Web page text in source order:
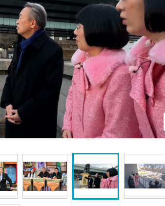
『アイ
E齋藤
ビュー